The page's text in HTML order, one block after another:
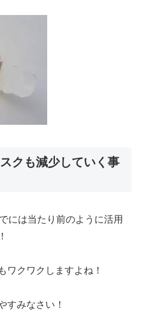
クも減少していく事
には当たり前のように活用
ワクワクしますよね！
すみなさい！